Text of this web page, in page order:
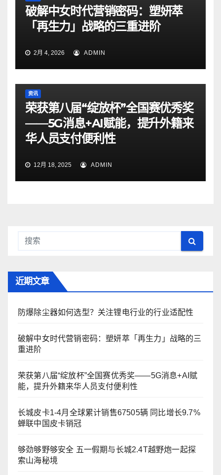
破解中女时代营销密码：塑妍萃
「再生力」战略的三重进阶
2月 4, 2026 ADMIN
资讯
荣获第八届“绽放杯”全国赛优秀奖
——5G消息+AI赋能，提升外籍来
华人员支付便利性
12月 18, 2025 ADMIN
近期文章
防爆除尘器如何选型？关注锂电行业的行业适配性
破解中女时代营销密码：塑妍萃「再生力」战略的三
重进阶
荣获第八届“绽放杯”全国赛优秀奖——5G消息+AI赋
能，提升外籍来华人员支付便利性
长城皮卡1-4月全球累计销售67505辆 同比增长9.7%
蝉联中国皮卡销冠
够劲够野够安全 五一假期与长城2.4T越野炮一起探
索山海秘境